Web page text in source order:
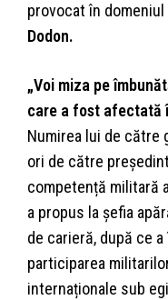
provocat în
Dodon.
„Voi miza pe
care a fost afectată
Numirea lui de către
ori de către
competență militară
a propus la șefia
de carieră, după ce
participarea
internaționale sub